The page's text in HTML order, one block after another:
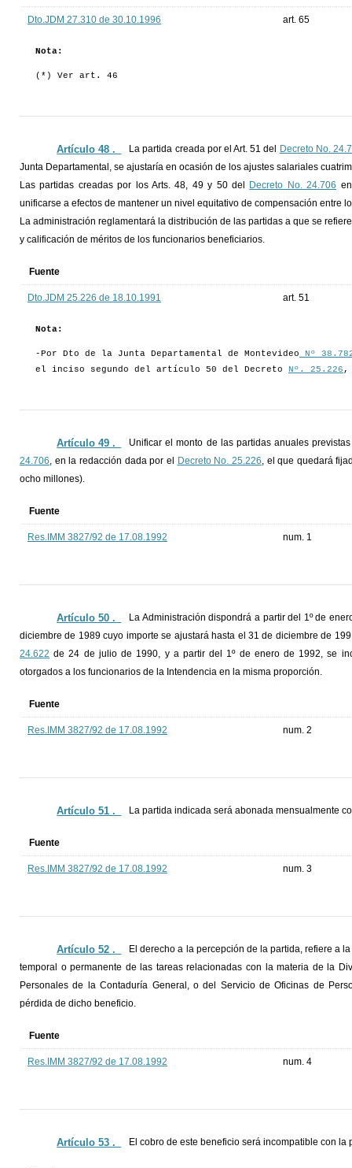
Dto.JDM 27.310 de 30.10.1996 art. 65
Nota:
(*) Ver art. 46
Artículo 48 ._ La partida creada por el Art. 51 del
Decreto No.
Junta Departamental, se ajustaría en ocasión de los ajustes salariales
Las partidas creadas por los Arts. 48, 49 y 50 del
Decreto No. 24.706
unificarse a efectos de mantener un nivel equitativo de compensación entre
La administración reglamentará la distribución de las partidas a que se
y calificación de méritos de los funcionarios beneficiarios.
Fuente
Dto.JDM 25.226 de 18.10.1991 art. 51
Nota:
-Por Dto de la Junta Departamental de Montevideo Nº
el inciso segundo del artículo 50 del Decreto Nº. 25.226 ,
Artículo 49 ._
Unificar el monto de las partidas anuales
24.706, en la redacción dada por el Decreto No. 25.226, el que quedará
ocho millones).
Fuente
Res.IMM 3827/92 de 17.08.1992 num. 1
Artículo 50 ._
La Administración dispondrá a partir del 1º de
diciembre de 1989 cuyo importe se ajustará hasta el 31 de diciembre de
24.622 de 24 de julio de 1990, y a partir del 1º de enero de 1992, se
otorgados a los funcionarios de la Intendencia en la misma proporción.
Fuente
Res.IMM 3827/92 de 17.08.1992 num. 2
Artículo 51 ._ La partida indicada será abonada mensualmente
Fuente
Res.IMM 3827/92 de 17.08.1992 num. 3
Artículo 52 ._
El derecho a la percepción de la partida, refiere a
temporal o permanente de las tareas relacionadas con la materia de la
Personales de la Contaduría General, o del Servicio de Oficinas de
pérdida de dicho beneficio.
Fuente
Res.IMM 3827/92 de 17.08.1992 num. 4
Artículo 53 ._ El cobro de este beneficio será incompatible con